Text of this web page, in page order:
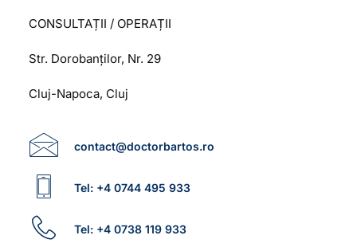
CONSULTAȚII / OPERAȚII
Str. Dorobanților, Nr. 29
Cluj-Napoca, Cluj
contact@doctorbartos.ro
Tel: +4 0744 495 933
Tel: +4 0738 119 933